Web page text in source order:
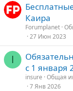
Каира
Forumplanet
27 Июн 2023
I
с 1 января
insure Общая
7 Янв 2026